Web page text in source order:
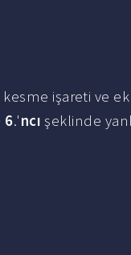
işareti ve ek
6.'ncı şeklinde